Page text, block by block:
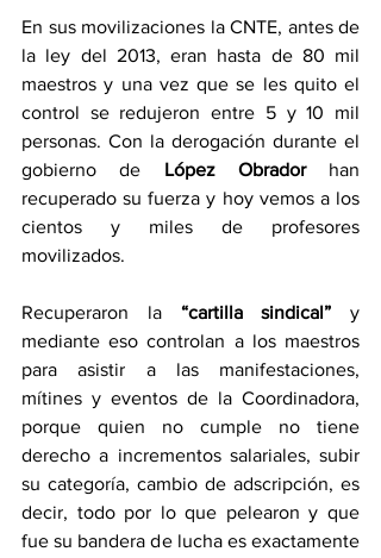
En sus movilizaciones la CNTE, antes de
la ley del 2013, eran hasta de 80 mil
maestros y una vez que se les quito el
control se redujeron entre 5 y 10 mil
personas. Con la derogación durante el
gobierno de López Obrador han
recuperado su fuerza y hoy vemos a los
cientos y miles de profesores
movilizados.
Recuperaron la “cartilla sindical” y
mediante eso controlan a los maestros
para asistir a las manifestaciones,
mítines y eventos de la Coordinadora,
porque quien no cumple no tiene
derecho a incrementos salariales, subir
su categoría, cambio de adscripción, es
decir, todo por lo que pelearon y que
fue su bandera de lucha es exactamente